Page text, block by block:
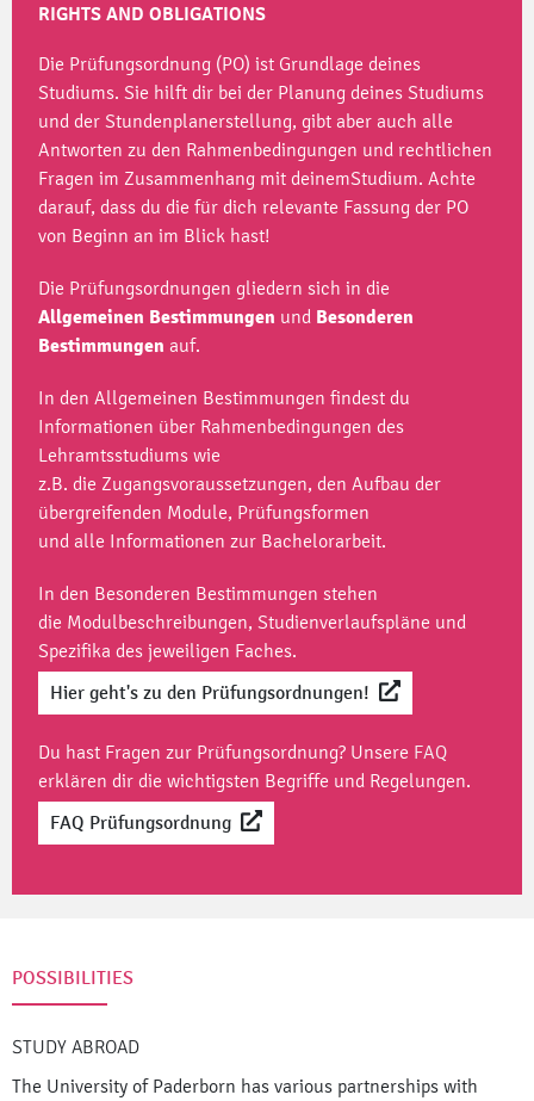
RIGHTS AND OBLIGATIONS
Die Prüfungsordnung (PO) ist Grundlage deines
Studiums. Sie hilft dir bei der Planung deines Studiums
und der Stundenplanerstellung, gibt aber auch alle
Antworten zu den Rahmenbedingungen und rechtlichen
Fragen im Zusammenhang mit deinemStudium. Achte
darauf, dass du die für dich relevante Fassung der PO
von Beginn an im Blick hast!
Die Prüfungsordnungen gliedern sich in die
Allgemeinen Bestimmungen und Besonderen
Bestimmungen auf.
In den Allgemeinen Bestimmungen findest du
Informationen über Rahmenbedingungen des
Lehramtsstudiums wie
z.B. die Zugangsvoraussetzungen, den Aufbau der
übergreifenden Module, Prüfungsformen
und alle Informationen zur Bachelorarbeit.
In den Besonderen Bestimmungen stehen
die Modulbeschreibungen, Studienverlaufspläne und
Spezifika des jeweiligen Faches.
Hier geht's zu den Prüfungsordnungen!
Du hast Fragen zur Prüfungsordnung? Unsere FAQ
erklären dir die wichtigsten Begriffe und Regelungen.
FAQ Prüfungsordnung
POSSIBILITIES
STUDY ABROAD
The University of Paderborn has various partnerships with